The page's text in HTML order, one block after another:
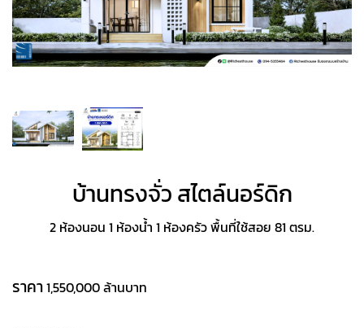
บ้านทรงจั่ว สไตล์นอร์ดิก
2 ห้องนอน 1 ห้องน้ำ 1 ห้องครัว พื้นที่ใช้สอย 81 ตรม.
ราคา1,550,000 ล้านบาท